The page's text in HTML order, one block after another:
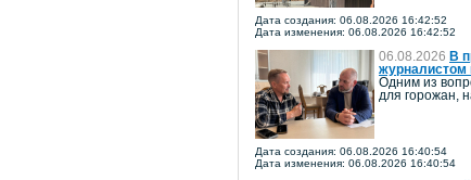
Дата создания: 06.08.2026 16:42:52
Дата изменения: 06.08.2026 16:42:52
06.08.2026 В
журналистом
Одним из
для горожан,
Дата создания: 06.08.2026 16:40:54
Дата изменения: 06.08.2026 16:40:54